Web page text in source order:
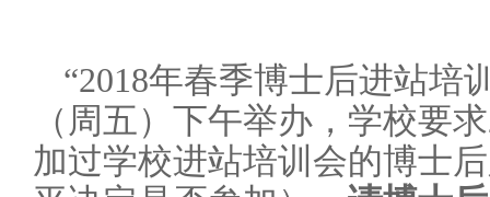
“2018年春季博士后进站培
（周五）下午举办，学校要
加过学校进站培训会的博士